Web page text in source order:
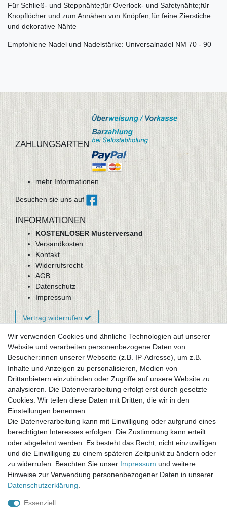
Für Schließ- und Steppnähte;für Overlock- und Safetynähte;für
Knopflöcher und zum Annähen von Knöpfen;für feine Zierstiche
und dekorative Nähte
Empfohlene Nadel und Nadelstärke: Universalnadel NM 70 - 90
ZAHLUNGSARTEN
mehr Informationen
Besuchen sie uns auf
INFORMATIONEN
KOSTENLOSER Musterversand
Versandkosten
Kontakt
Widerrufsrecht
AGB
Datenschutz
Impressum
Vertrag widerrufen
Newsletter-Anmeldung
FAQ / Fragen
Mein Warenkorb
Mein Merkzettel
Mein Konto
UNSER LADENGESCHÄFT
Gottlieb-Daimler-Str. 10
33334 Gütersloh
ÖFFNUNGSZEITEN
Montag - Dienstag: 8.00 - 18.00 Uhr, Mittwoch Ruhetag,
Donnerstag: 8.00 - 18.00 Uhr, Freitag 8.00 - 14.00 Uhr
Wir verwenden Cookies und ähnliche Technologien auf unserer
Website und verarbeiten personenbezogene Daten von
Besucher:innen unserer Webseite (z.B. IP-Adresse), um z.B.
Inhalte und Anzeigen zu personalisieren, Medien von
Drittanbietern einzubinden oder Zugriffe auf unsere Website zu
analysieren. Die Datenverarbeitung erfolgt erst durch gesetzte
Cookies. Wir teilen diese Daten mit Dritten, die wir in den
Einstellungen benennen.
Die Datenverarbeitung kann mit Einwilligung oder aufgrund eines
berechtigten Interesses erfolgen. Die Zustimmung kann erteilt
oder abgelehnt werden. Es besteht das Recht, nicht einzuwilligen
und die Einwilligung zu einem späteren Zeitpunkt zu ändern oder
zu widerrufen. Beachten Sie unser Impressum und weitere
Hinweise zur Verwendung personenbezogener Daten in unserer
Daten­schutz­erklärung
Essenziell